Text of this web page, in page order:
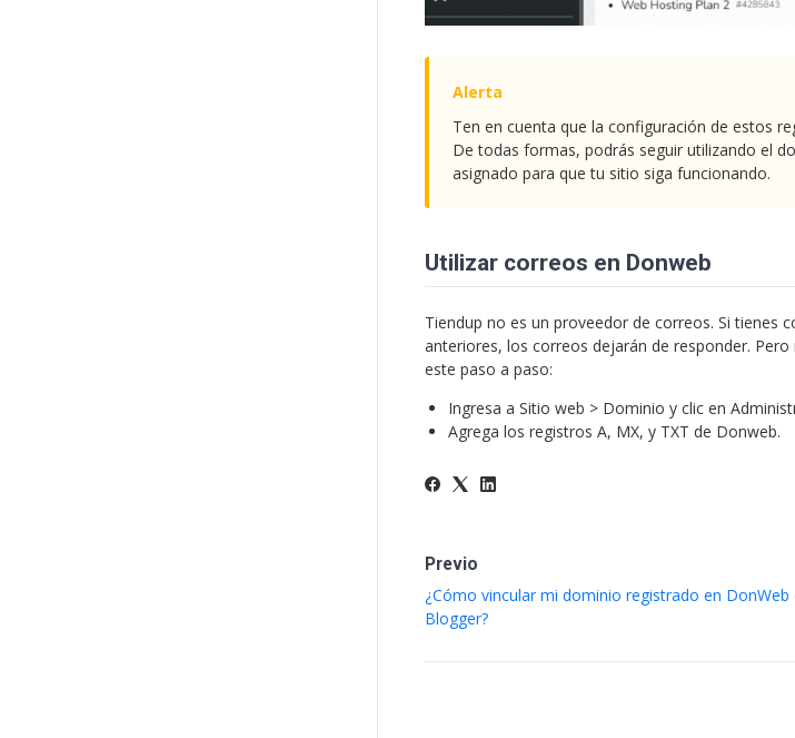
Ten en cuenta que la configuración de estos
De todas formas, podrás seguir utilizando el
asignado para que tu sitio siga funcionando.
Utilizar correos en Donweb
Tiendup no es un proveedor de correos. Si tienes
anteriores, los correos dejarán de responder.
este paso a paso:
Ingresa a Sitio web > Dominio y clic en
Agrega los registros A, MX, y TXT de Donweb.
Previo
¿Cómo vincular mi dominio registrado en DonWeb
Blogger?